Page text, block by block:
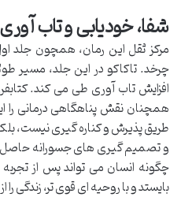
شفا، خودیابی و تاب آوری
مرکز ثقل این رمان، همچون جلد
چرخد. تاکاکو در این جلد، مسیر
افزایش تاب آوری طی می کند.
همچنان نقش پناهگاهی درمانی را
طریق پذیرش و کناره گیری نیست،
و تصمیم گیری های جسورانه
چگونه انسان می تواند پس از
بایستد و با روحیه ای قوی تر، زندگی را